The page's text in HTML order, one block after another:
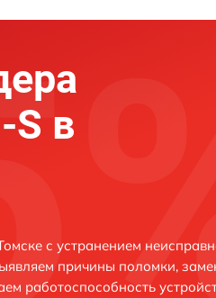
S в
с устранением
причины поломки,
работоспособность